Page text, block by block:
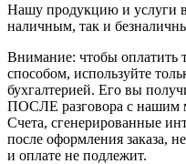
Нашу продукцию и услуги
наличным, так и
Внимание: чтобы оплатить
способом, используйте
бухгалтерией. Его вы
ПОСЛЕ разговора с нашим
Счета, сгенерированные
после оформления заказа,
и оплате не подлежит.